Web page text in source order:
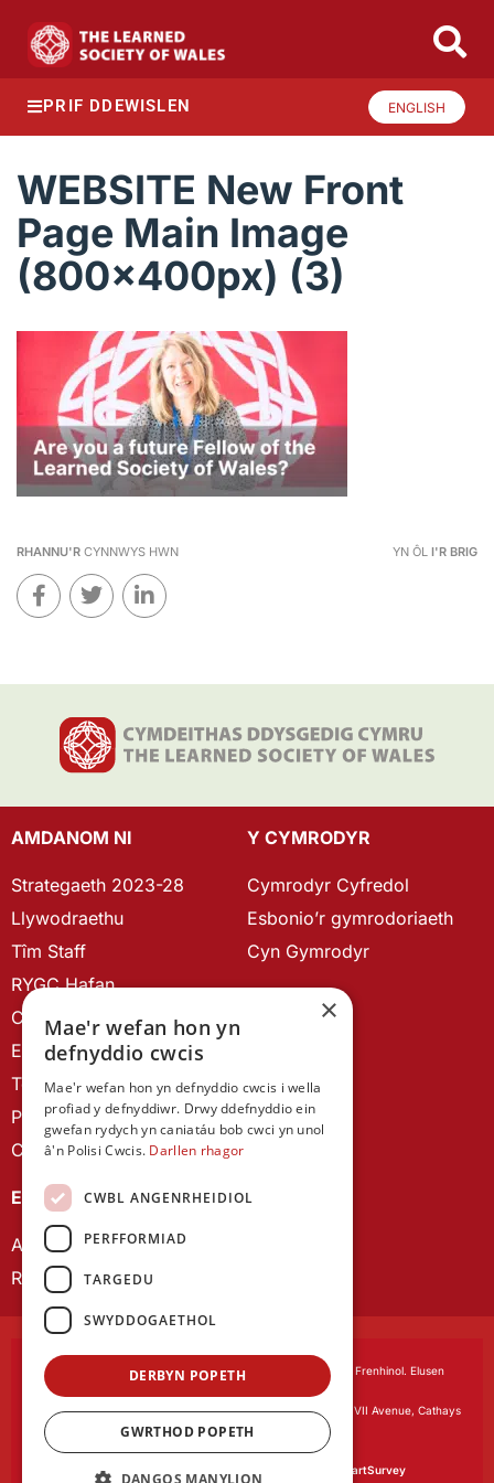
PRIF DDEWISLEN ENGLISH
WEBSITE New Front
Page Main Image
(800x400px) (3)
RHANNU'R CYNNWYS HWN YN ÔL I'R BRIG
AMDANOM NI
Strategaeth 2023-28
Llywodraethu
Tîm Staff
RYGC Hafan
Canllawiau brandio
Ein Hanes
Telerau ac Amodau
Polisi Preifatrwydd
Cysylltu â ni
Y CYMRODYR
Cymrodyr Cyfredol
Esbonio’r gymrodoriaeth
Cyn Gymrodyr
EIN CYHOEDDIADAU
Astudiaethau Cymreig
Rhwydwaith Ymchwil Gyrfa Cynnar
Cymdeithas Ddysgedig Cymru, corfforedig drwy Siarter Frenhinol. Elusen
Swyddfa gofrestredig:The University Registry, King Edward VII Avenue, Cathays
Park, Cardiff CF10 3NS
Gwefan gan:Waters Creative
Caiff ein meddalwedd arolygon ei phweru gan
SmartSurvey
×
Mae'r wefan hon yn
defnyddio cwcis
Mae'r wefan hon yn defnyddio cwcis i wella
profiad y defnyddiwr. Drwy ddefnyddio ein
gwefan rydych yn caniatáu bob cwci yn unol
â'n Polisi Cwcis. Darllen rhagor
CWBL ANGENRHEIDIOL
PERFFORMIAD
TARGEDU
SWYDDOGAETHOL
DERBYN POPETH
GWRTHOD POPETH
DANGOS MANYLION